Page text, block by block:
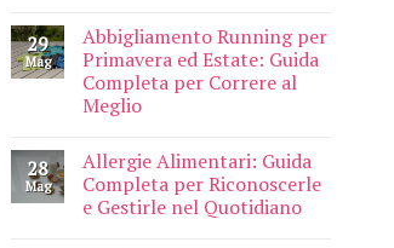
29
Mag
Abbigliamento Running per
Primavera ed Estate: Guida
Completa per Correre al
Meglio
28
Mag
Allergie Alimentari: Guida
Completa per Riconoscerle
e Gestirle nel Quotidiano